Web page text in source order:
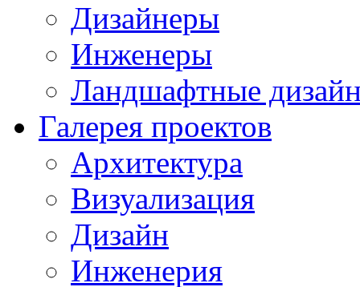
Дизайнеры
Инженеры
Ландшафтные
Галерея проектов
Архитектура
Визуализация
Дизайн
Инженерия